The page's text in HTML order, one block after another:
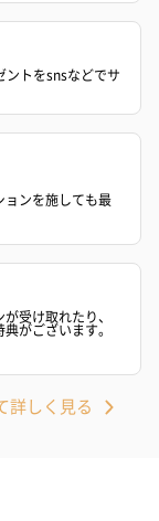
ト
）
バスフラワー
円）
ントをsnsなどでサ
ョンを施しても最
受け取れたり、
がございます。
詳しく見る